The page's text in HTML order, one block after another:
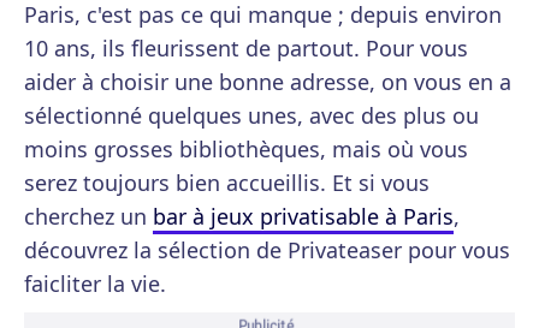
Paris, c'est pas ce qui manque ; depuis environ
10 ans, ils fleurissent de partout. Pour vous
aider à choisir une bonne adresse, on vous en a
sélectionné quelques unes, avec des plus ou
moins grosses bibliothèques, mais où vous
serez toujours bien accueillis. Et si vous
cherchez un bar à jeux privatisable à Paris,
découvrez la sélection de Privateaser pour vous
faicliter la vie.